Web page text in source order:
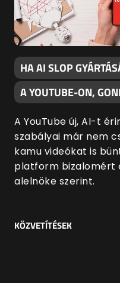
HA AI SLOP
A YOUTUBE-ON,
A YouTube új, AI-t
szabályai már nem
kamu videókat is
platform bizalomért
alelnöke szerint.
KÖZVETÍTÉSEK